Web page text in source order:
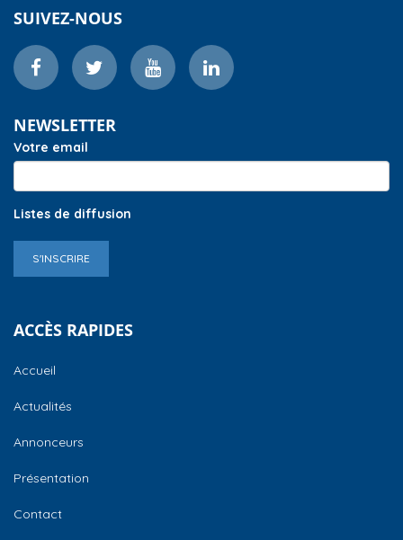
SUIVEZ-NOUS
NEWSLETTER
Votre email
Listes de diffusion
S'INSCRIRE
ACCÈS RAPIDES
Accueil
Actualités
Annonceurs
Présentation
Contact